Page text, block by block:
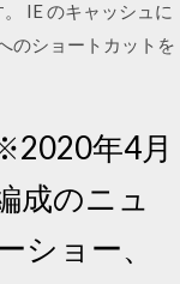
IE のキャッシュに
のショートカットを
年4月
成のニュ
ョー、